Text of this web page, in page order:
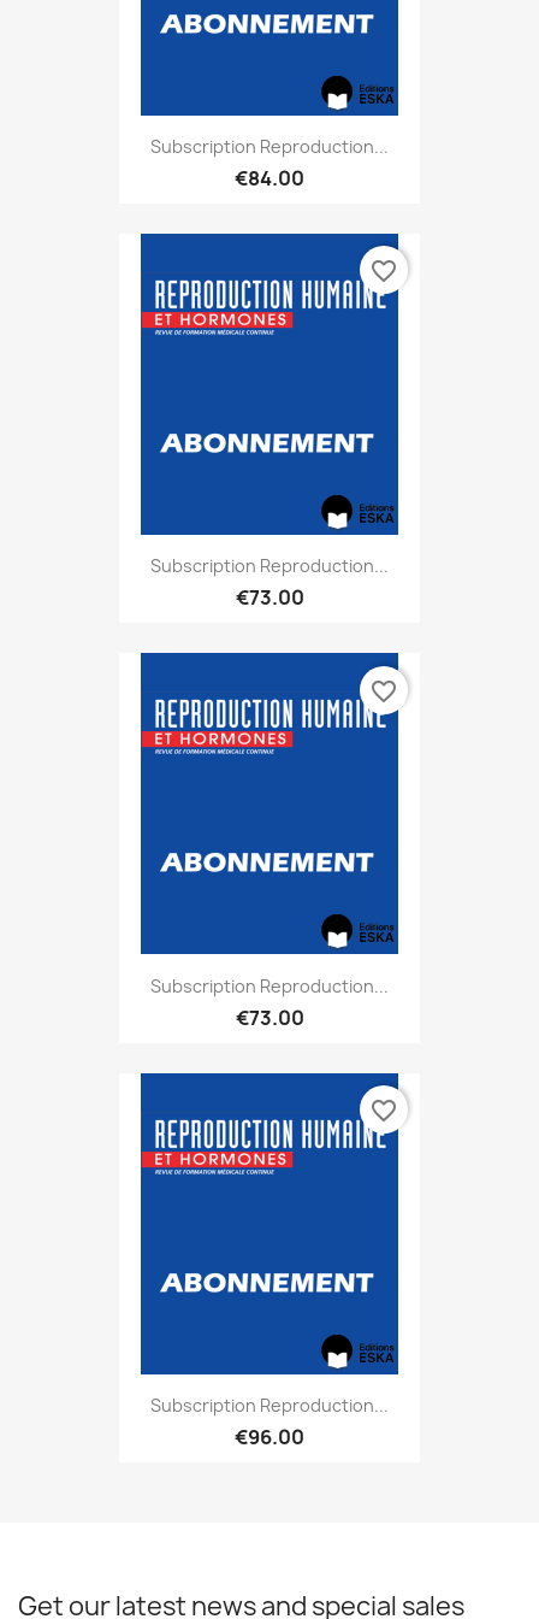
Subscription Reproduction...
€84.00
Subscription Reproduction...
€73.00
favorite_border
Subscription Reproduction...
€73.00
favorite_border
Subscription Reproduction...
€96.00
favorite_border
Get our latest news and special sales